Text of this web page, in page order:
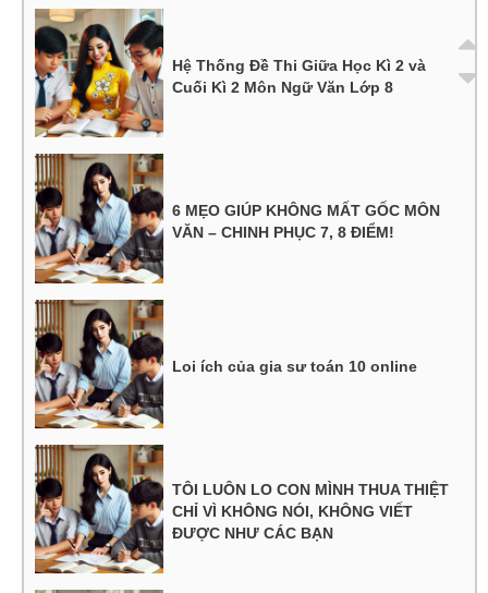
Hệ Thống Đề Thi Giữa Học Kì 2 và
Cuối Kì 2 Môn Ngữ Văn Lớp 8
6 MẸO GIÚP KHÔNG MẤT GỐC MÔN
VĂN – CHINH PHỤC 7, 8 ĐIỂM!
Loi ích của gia sư toán 10 online
TÔI LUÔN LO CON MÌNH THUA THIỆT
CHỈ VÌ KHÔNG NÓI, KHÔNG VIẾT
ĐƯỢC NHƯ CÁC BẠN